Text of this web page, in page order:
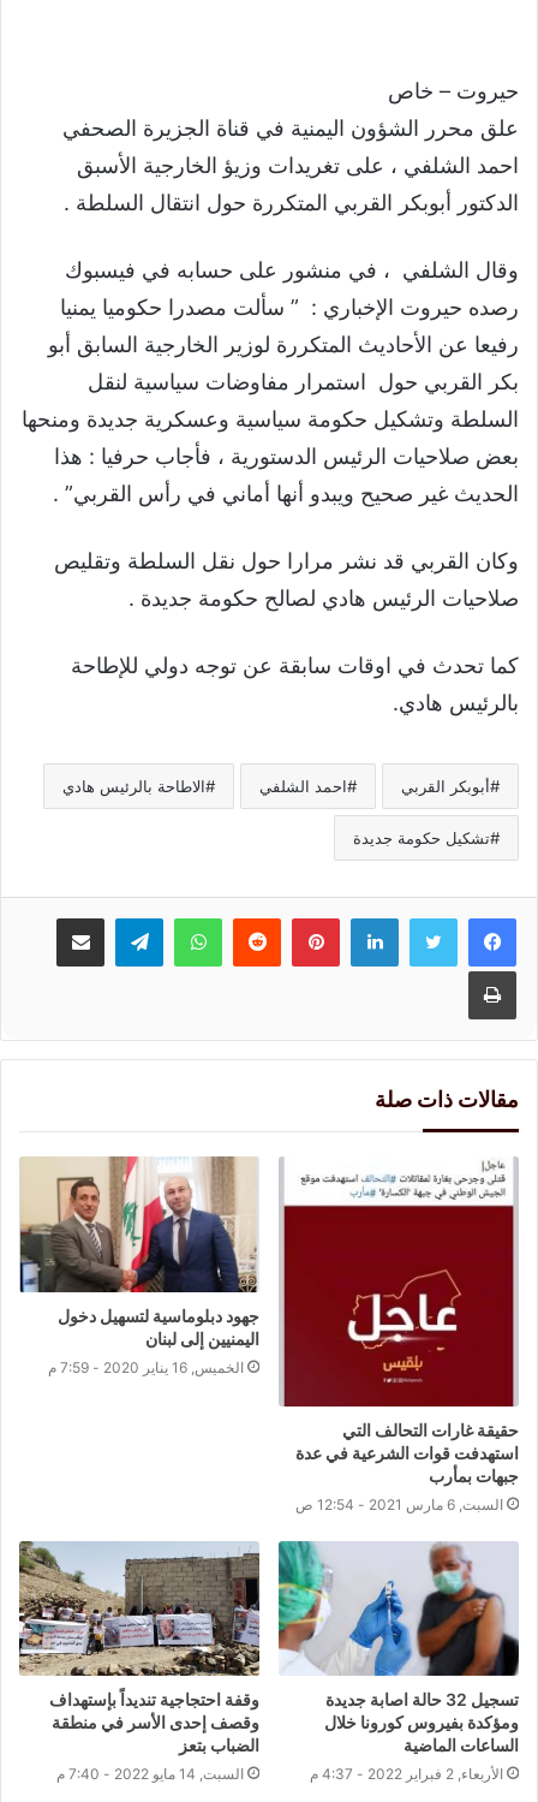
حيروت – خاص
علق محرر الشؤون اليمنية في قناة الجزيرة الصحفي
احمد الشلفي ، على تغريدات وزيؤ الخارجية الأسبق
الدكتور أبوبكر القربي المتكررة حول انتقال السلطة .
وقال الشلفي ، في منشور على حسابه في فيسبوك
رصده حيروت الإخباري : ” ‏سألت مصدرا حكوميا يمنيا
رفيعا عن الأحاديث المتكررة لوزير الخارجية السابق أبو
بكر القربي حول استمرار مفاوضات سياسية لنقل
السلطة وتشكيل حكومة سياسية وعسكرية جديدة ومنحها
بعض صلاحيات الرئيس الدستورية ، ‏فأجاب حرفيا : هذا
الحديث غير صحيح ويبدو أنها أماني في رأس القربي” .
وكان القربي قد نشر مرارا حول نقل السلطة وتقليص
صلاحيات الرئيس هادي لصالح حكومة جديدة .
كما تحدث في اوقات سابقة عن توجه دولي للإطاحة
بالرئيس هادي.
أبوبكر القربي احمد الشلفي الاطاحة بالرئيس هادي
تشكيل حكومة جديدة
لينكدإنبينتيريست واتسابتيلقرام مشاركة عبر البريد
طباعة
مقالات ذات صلة
حقيقة غارات التحالف التي
استهدفت قوات الشرعية في عدة
جبهات بمأرب
السبت, 6 مارس 2021 - 12:54 ص
جهود دبلوماسية لتسهيل دخول
اليمنيين إلى لبنان
الخميس, 16 يناير 2020 - 7:59 م
تسجيل 32 حالة اصابة جديدة
ومؤكدة بفيروس كورونا خلال
الساعات الماضية
الأربعاء, 2 فبراير 2022 - 4:37 م
وقفة احتجاجية تنديداً بإستهداف
وقصف إحدى الأسر في منطقة
الضباب بتعز
السبت, 14 مايو 2022 - 7:40 م